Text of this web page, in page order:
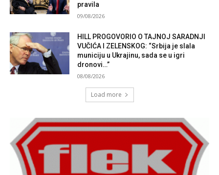
pravila
09/08/2026
HILL PROGOVORIO O TAJNOJ SARADNJI
VUČIĆA I ZELENSKOG: “Srbija je slala
municiju u Ukrajinu, sada se u igri
dronovi…”
08/08/2026
Load more